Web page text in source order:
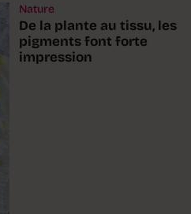
Nature
De la plante au tissu, les
pigments font forte
impression